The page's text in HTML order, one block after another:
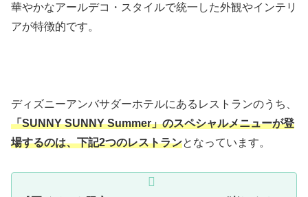
華やかなアールデコ・スタイルで統一した外観やインテリ
アが特徴的です。
ディズニーアンバサダーホテルにあるレストランのうち、
「SUNNY SUNNY Summer」のスペシャルメニューが登
場するのは、下記2つのレストランとなっています。